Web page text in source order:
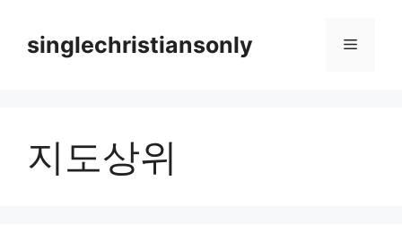
contentsinglechristiansonly Menu
지도상위